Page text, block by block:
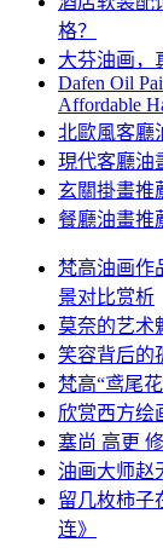
格？
大芬油画，
Dafen Oil
Affordable
北歐風客廳
現代客廳油
玄關掛畫推
餐廳油畫推
梵高油画作
景对比赏析
莫奈的艺术
笑容背后
梵高“鸢尾
欣赏西方绘
塞尚 高更
油画大师赵
留几枚柿子
连》